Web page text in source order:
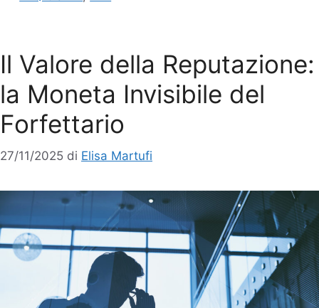
Il Valore della Reputazione:
la Moneta Invisibile del
Forfettario
27/11/2025 di Elisa Martufi